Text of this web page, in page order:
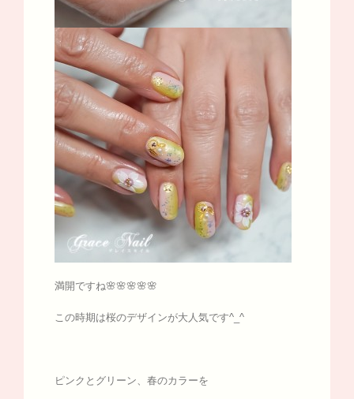
満開ですね🌸🌸🌸🌸🌸
この時期は桜のデザインが大人気です^_^
ピンクとグリーン、春のカラーを